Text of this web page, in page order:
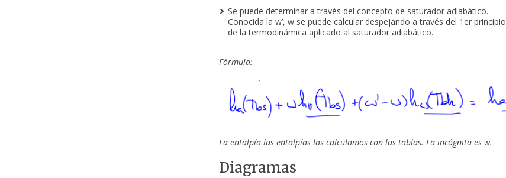
Se puede determinar a través del concepto de saturador adiabático.
Conocida la w’, w se puede calcular despejando a través del 1erprincipio
de la termodinámica aplicado al saturador adiabático.
Fórmula:
La entalpía las entalpías las calculamos con las tablas. La incógnita es w.
Diagramas